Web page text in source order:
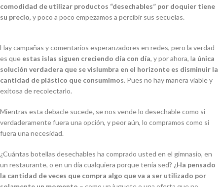
comodidad de utilizar productos “desechables” por doquier tiene
su precio, y poco a poco empezamos a percibir sus secuelas.
Hay campañas y comentarios esperanzadores en redes, pero la verdad
es que estas islas siguen creciendo día con día, y por ahora, la única
solución verdadera que se vislumbra en el horizonte es disminuir la
cantidad de plástico que consumimos. Pues no hay manera viable y
exitosa de recolectarlo.
Mientras esta debacle sucede, se nos vende lo desechable como si
verdaderamente fuera una opción, y peor aún, lo compramos como si
fuera una necesidad.
¿Cuántas botellas desechables ha comprado usted en el gimnasio, en
un restaurante, o en un día cualquiera porque tenía sed? ¿Ha pensado
la cantidad de veces que compra algo que va a ser utilizado por